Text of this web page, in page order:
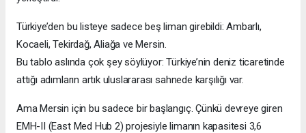
Türkiye’den bu listeye sadece beş liman girebildi: Ambarlı,
Kocaeli, Tekirdağ, Aliağa ve Mersin.
Bu tablo aslında çok şey söylüyor: Türkiye’nin deniz ticaretinde
attığı adımların artık uluslararası sahnede karşılığı var.
Ama Mersin için bu sadece bir başlangıç. Çünkü devreye giren
EMH-II (East Med Hub 2) projesiyle limanın kapasitesi 3,6